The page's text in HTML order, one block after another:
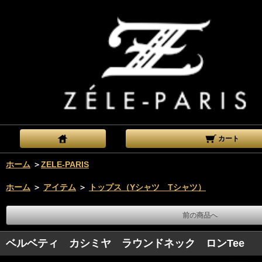
カート
ホーム ＞ZELE-PARIS
ホーム ＞ アイテム ＞ トップス（Yシャツ Tシャツ）
前の商品へ
ベルベティ カシミヤ ラウンドネック ロンTee